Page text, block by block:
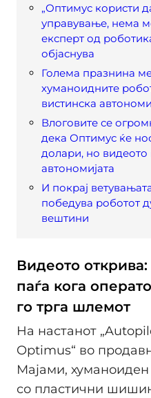
„Оптимус користи
управување, нема
експерт од
објаснува
Голема празнина
хуманоидните
вистинска
Влоговите се
дека Оптимус ќе
долари, но видеото
автономијата
И покрај
победува роботот
вештини
Видеото
паѓа кога
го трга шлемот
На настанот
Optimus“ во
Мајами,
со пластични